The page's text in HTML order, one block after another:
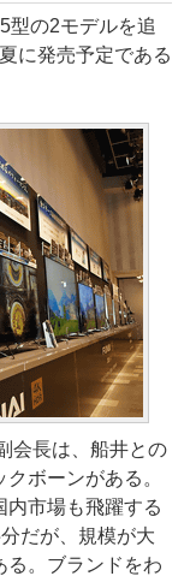
の2モデルを追
に発売予定である
会長は、船井との
ボーンがある。
内市場も飛躍する
だが、規模が大
る。ブランドをわ